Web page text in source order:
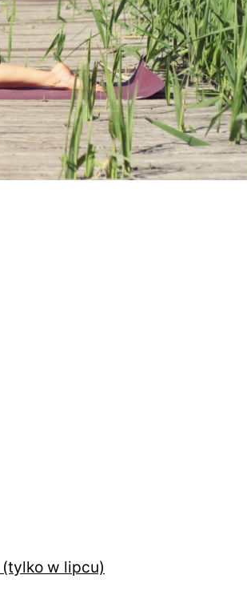
(tylko w lipcu)